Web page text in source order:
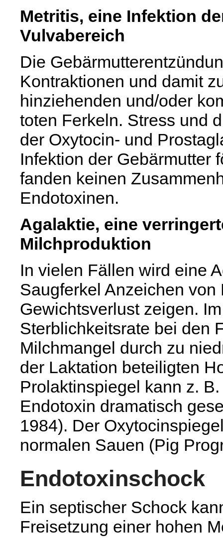
Metritis, eine Infektion
Vulvabereich
Die
Kontraktionen und damit
hinziehenden und/oder
toten Ferkeln. Stress und
der Oxytocin- und
Infektion der Gebärmutter
fanden keinen
Endotoxinen.
Agalaktie, eine
Milchproduktion
In vielen Fällen wird eine
Saugferkel Anzeichen von
Gewichtsverlust zeigen.
Sterblichkeitsrate bei den
Milchmangel durch zu
der Laktation beteiligten
Prolaktinspiegel kann z.
Endotoxin dramatisch
1984). Der
normalen Sauen (Pig
Endotoxinschock
Ein septischer Schock
Freisetzung einer hohen